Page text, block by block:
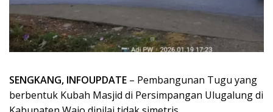
SENGKANG, INFOUPDATE – Pembangunan Tugu yang
berbentuk Kubah Masjid di Persimpangan Ulugalung di